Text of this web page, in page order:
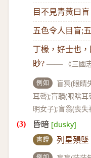
目不見青黃曰盲
五色令人目盲;
丁椽，好士也
眇? —— 《三國
例如
盲冥(眼睛
耳聾);盲聵(眼瞎
明女子);盲翁(喪
昏暗 [dusky]
書證 列星殞墜